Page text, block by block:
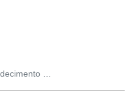
…